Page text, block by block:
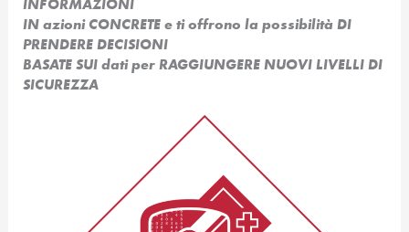
INFORMAZIONI
IN azioni CONCRETE e ti offrono la possibilità DI
PRENDERE DECISIONI
BASATE SUI dati per RAGGIUNGERE NUOVI LIVELLI DI
SICUREZZA